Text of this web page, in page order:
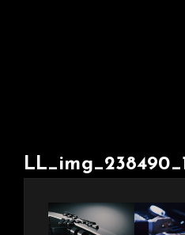
LL_img_238490_1